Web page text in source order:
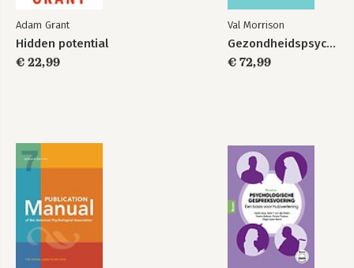
Adam Grant
Hidden potential
€ 22,99
Val Morrison
Gezondheidspsychologie
€ 72,99